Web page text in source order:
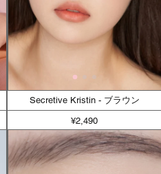
Secretive Kristin - ブラウン
¥2,490